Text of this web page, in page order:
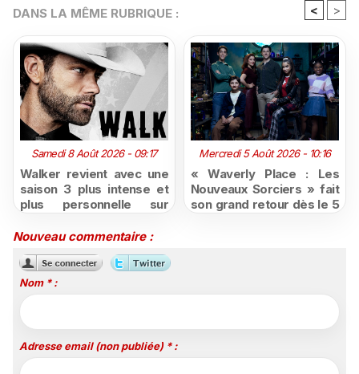
DANS LA MÊME RUBRIQUE : < >
Samedi 8 Août 2026 - 09:17
Walker revient avec une
saison 3 plus intense et
plus personnelle sur
Mercredi 5 Août 2026 - 10:16
« Waverly Place : Les
Nouveaux Sorciers » fait
son grand retour dès le 5
Nouveau commentaire :
Nom * :
Adresse email (non publiée) * :